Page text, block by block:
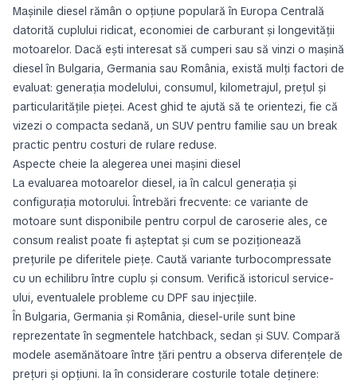
Mașinile diesel rămân o opțiune populară în Europa Centrală
datorită cuplului ridicat, economiei de carburant și longevității
motoarelor. Dacă ești interesat să cumperi sau să vinzi o mașină
diesel în Bulgaria, Germania sau România, există mulți factori de
evaluat: generația modelului, consumul, kilometrajul, prețul și
particularitățile pieței. Acest ghid te ajută să te orientezi, fie că
vizezi o compacta sedană, un SUV pentru familie sau un break
practic pentru costuri de rulare reduse.
Aspecte cheie la alegerea unei mașini diesel
La evaluarea motoarelor diesel, ia în calcul generația și
configurația motorului. Întrebări frecvente: ce variante de
motoare sunt disponibile pentru corpul de caroserie ales, ce
consum realist poate fi așteptat și cum se poziționează
prețurile pe diferitele piețe. Caută variante turbocompressate
cu un echilibru între cuplu și consum. Verifică istoricul service-
ului, eventualele probleme cu DPF sau injecțiile.
În Bulgaria, Germania și România, diesel-urile sunt bine
reprezentate în segmentele hatchback, sedan și SUV. Compară
modele asemănătoare între țări pentru a observa diferențele de
prețuri și opțiuni. Ia în considerare costurile totale deținere: